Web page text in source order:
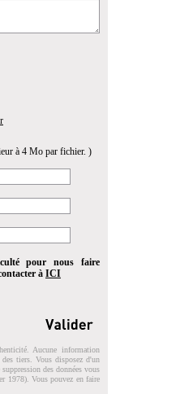
à 4 Mo par fichier. )
pour nous faire
à ICI
Aucune information
tiers. Vous disposez d'un
des données vous
1978). Vous pouvez en faire